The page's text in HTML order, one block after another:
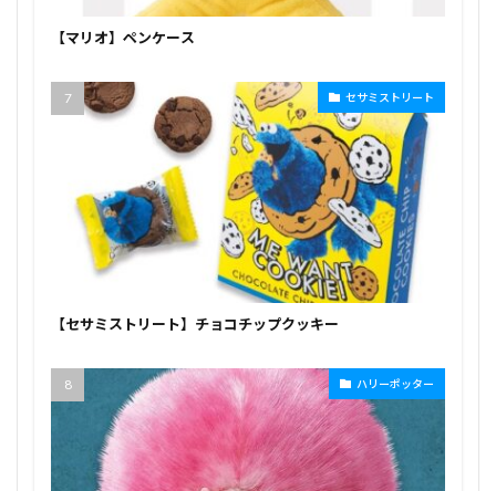
【マリオ】ペンケース
セサミストリート
【セサミストリート】チョコチップクッキー
ハリーポッター